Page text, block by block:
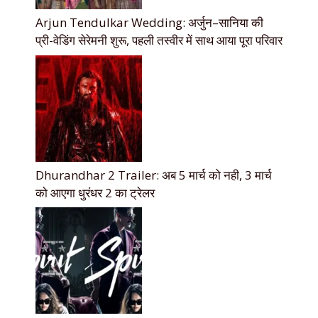
Arjun Tendulkar Wedding: अर्जुन–सानिया की
प्री-वेडिंग सेरेमनी शुरू, पहली तस्वीर में साथ आया पूरा परिवार
Dhurandhar 2 Trailer: अब 5 मार्च को नही, 3 मार्च
को आएगा धुरंधर 2 का ट्रेलर